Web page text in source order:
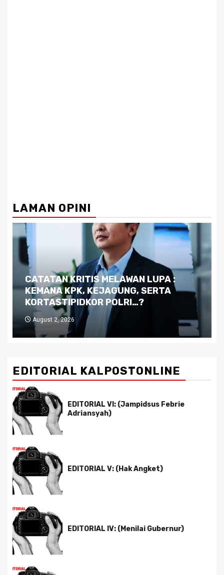
LAMAN OPINI
Dilema Kaltim di Tengah Krisis:
Kutukan Sumber Daya Alam dan
Pemimpin yang Tak Kreatif
July 29, 2026
EDITORIAL KALPOSTONLINE
EDITORIAL VI: (Jampidsus Febrie
Adriansyah)
EDITORIAL V: (Hak Angket)
EDITORIAL IV: (Menilai Gubernur)